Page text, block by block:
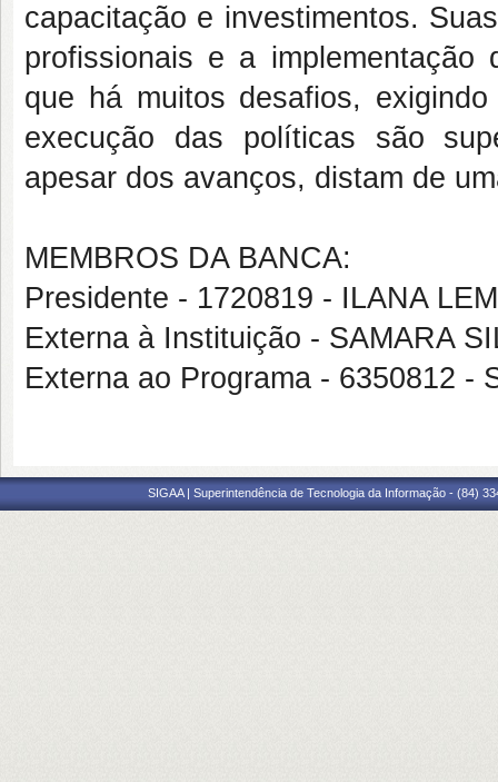
capacitação e investimentos.
profissionais e a
que há muitos desafios,
execução das políticas são
apesar dos avanços, distam de
MEMBROS DA BANCA:
Presidente - 1720819 - ILANA
Externa à Instituição - SAMARA
Externa ao Programa - 6350812 -
SIGAA | Superintendência de Tecnologia da Informação - (84)